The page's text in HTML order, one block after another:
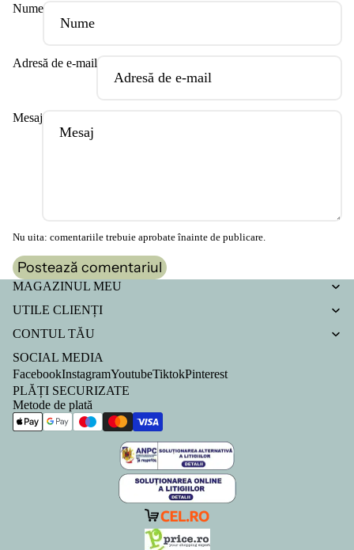
Nume
Adresă de e-mail
Mesaj
Nu uita: comentariile trebuie aprobate înainte de publicare.
Postează comentariul
MAGAZINUL MEU
UTILE CLIENȚI
CONTUL TĂU
SOCIAL MEDIA
FacebookInstagramYoutubeTiktokPinterest
PLĂȚI SECURIZATE
Metode de plată